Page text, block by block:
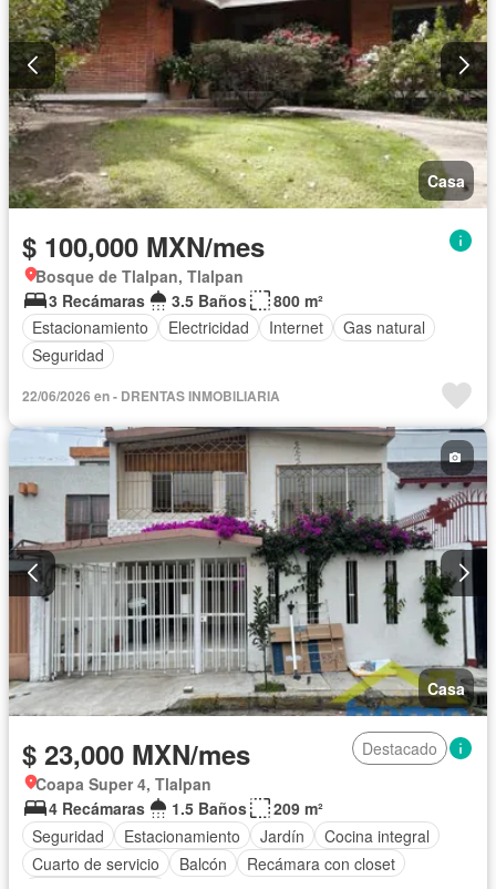
Casa
$ 100,000 MXN/mes
Bosque de Tlalpan, Tlalpan
3 Recámaras
3.5 Baños
800 m²
Estacionamiento
Electricidad Internet
Gas natural
Seguridad
22/06/2026 en - DRENTAS INMOBILIARIA
Casa
$ 23,000 MXN/mes
Destacado
Coapa Super 4, Tlalpan
4 Recámaras
1.5 Baños
209 m²
Seguridad
Estacionamiento Jardín
Cocina integral
Cuarto de servicio
Balcón
Recámara con closet